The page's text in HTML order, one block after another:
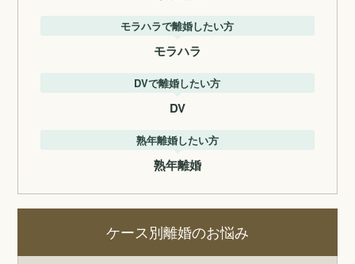
モラハラで離婚したい方
モラハラ
DVで離婚したい方
DV
熟年離婚したい方
熟年離婚
ケース別離婚のお悩み